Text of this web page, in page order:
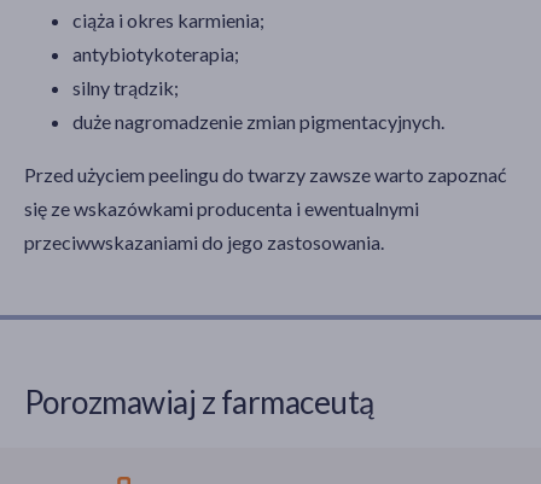
ciąża i okres karmienia;
antybiotykoterapia;
silny trądzik;
duże nagromadzenie zmian pigmentacyjnych.
Przed użyciem peelingu do twarzy zawsze warto zapoznać
się ze wskazówkami producenta i ewentualnymi
przeciwwskazaniami do jego zastosowania.
Porozmawiaj z farmaceutą